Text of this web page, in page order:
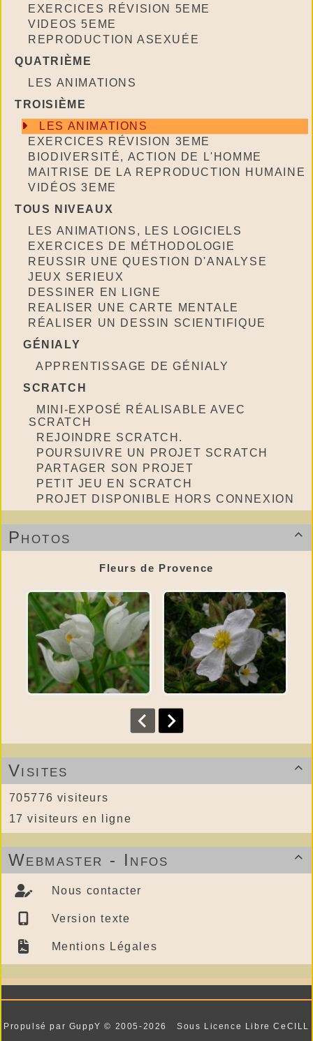
EXERCICES RÉVISION 5EME
VIDEOS 5EME
REPRODUCTION ASEXUÉE
QUATRIÈME
LES ANIMATIONS
TROISIÈME
LES ANIMATIONS
EXERCICES RÉVISION 3EME
BIODIVERSITÉ, ACTION DE L'HOMME
MAITRISE DE LA REPRODUCTION HUMAINE
VIDÉOS 3EME
TOUS NIVEAUX
LES ANIMATIONS, LES LOGICIELS
EXERCICES DE MÉTHODOLOGIE
REUSSIR UNE QUESTION D'ANALYSE
JEUX SERIEUX
DESSINER EN LIGNE
REALISER UNE CARTE MENTALE
RÉALISER UN DESSIN SCIENTIFIQUE
GÉNIALY
APPRENTISSAGE DE GÉNIALY
SCRATCH
MINI-EXPOSÉ RÉALISABLE AVEC
SCRATCH
REJOINDRE SCRATCH.
POURSUIVRE UN PROJET SCRATCH
PARTAGER SON PROJET
PETIT JEU EN SCRATCH
PROJET DISPONIBLE HORS CONNEXION

Photos
Fleurs de Provence

Visites
705776 visiteurs
17 visiteurs en ligne

Webmaster - Infos
Nous contacter
Version texte
Mentions Légales
Propulsé par GuppY© 2005-2026 Sous Licence Libre CeCILL